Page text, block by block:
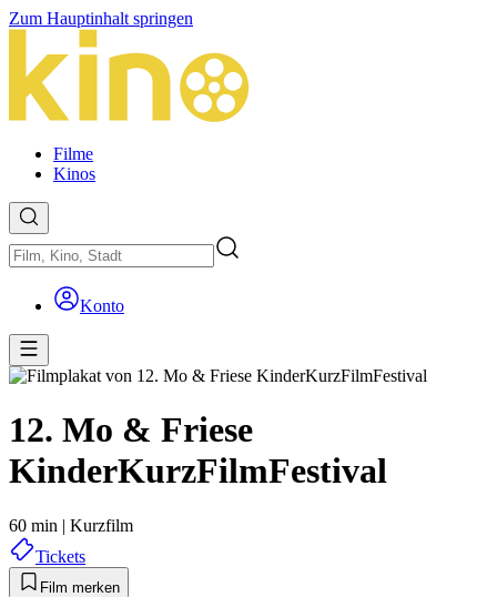
Zum Hauptinhalt springen
Filme
Kinos
Konto
12. Mo & Friese
KinderKurzFilmFestival
60 min | Kurzfilm
Tickets
Film merken